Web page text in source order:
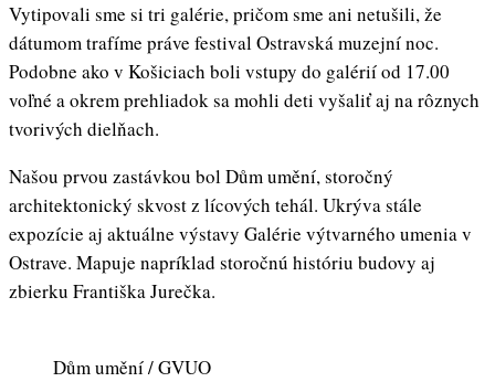
Vytipovali sme si tri galérie, pričom sme ani netušili, že
dátumom trafíme práve festival Ostravská muzejní noc.
Podobne ako v Košiciach boli vstupy do galérií od 17.00
voľné a okrem prehliadok sa mohli deti vyšaliť aj na rôznych
tvorivých dielňach.
Našou prvou zastávkou bol Dům umění, storočný
architektonický skvost z lícových tehál. Ukrýva stále
expozície aj aktuálne výstavy Galérie výtvarného umenia v
Ostrave. Mapuje napríklad storočnú históriu budovy aj
zbierku Františka Jurečka.
Dům umění / GVUO